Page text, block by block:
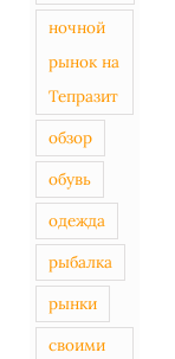
ночной
рынок на
Тепразит
обзор
обувь
одежда
рыбалка
рынки
своими